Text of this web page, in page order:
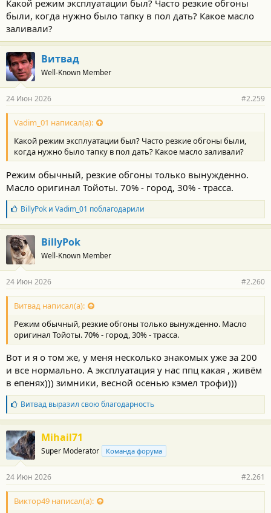
Какой режим эксплуатации был? Часто резкие обгоны
были, когда нужно было тапку в пол дать? Какое масло
заливали?
Витвад
Well-Known Member
24 Июн 2026 #2.259
Vadim_01 написал(а):
Какой режим эксплуатации был? Часто резкие обгоны были,
когда нужно было тапку в пол дать? Какое масло заливали?
Режим обычный, резкие обгоны только вынужденно.
Масло оригинал Тойоты. 70% - город, 30% - трасса.
Б
л
а
г
о
д
а
н
о
с
и
:
BillyPokи Vadim_01 поблагодарили
BillyPok
Well-Known Member
24 Июн 2026 #2.260
Витвад написал(а):
Режим обычный, резкие обгоны только вынужденно. Масло
оригинал Тойоты. 70% - город, 30% - трасса.
Вот и я о том же, у меня несколько знакомых уже за 200
и все нормально. А эксплуатация у нас ппц какая , живём
в епенях))) зимники, весной осенью кэмел трофи)))
Б
л
а
г
о
д
а
н
о
с
Витвадвыразил свою благодарность
Mihail71
Super Moderator Команда форума
24 Июн 2026 #2.261
Виктор49 написал(а):